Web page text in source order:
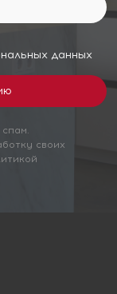
данных
своих